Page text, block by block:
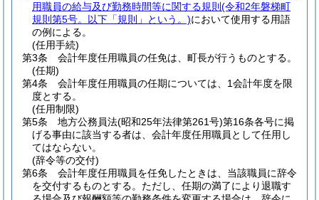
用職員の給与及び勤務時間等に関する規則 (令和2年磐梯町
規則第5号。以下「規則」という。)において使用する用語
の例による。
(任用手続)
第3条
会計年度任用職員の任免は、町長が行うものとする。
(任期)
第4条
会計年度任用職員の任期については、1会計年度を限
度とする。
(任用制限)
第5条
地方公務員法(昭和25年法律第261号)第16条各号に掲
げる事由に該当する者は、会計年度任用職員として任用し
てはならない。
(辞令等の交付)
第6条
会計年度任用職員を任免したときは、当該職員に辞令
を交付するものとする。 ただし、任期の満了により退職す